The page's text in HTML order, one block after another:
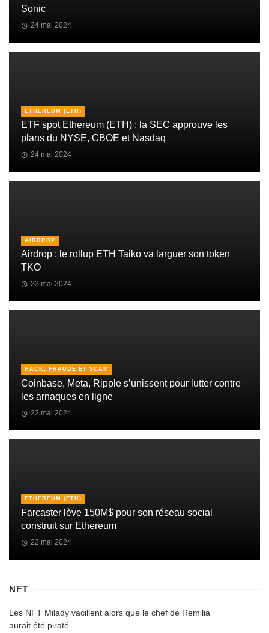
Sonic
24 mai 2024
ETHEREUM (ETH)
ETF spot Ethereum (ETH) : la SEC approuve les
plans du NYSE, CBOE et Nasdaq
24 mai 2024
AIRDROP
Airdrop : le rollup ETH Taiko va larguer son token
TKO
23 mai 2024
HACK, FRAUDE ET SCAM
Coinbase, Meta, Ripple s’unissent pour lutter contre
les arnaques en ligne
22 mai 2024
ETHEREUM (ETH)
Farcaster lève 150M$ pour son réseau social
construit sur Ethereum
22 mai 2024
NFT
Les NFT Milady vacillent alors que le chef de Remilia
aurait été piraté